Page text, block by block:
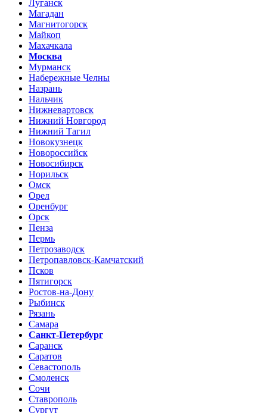
Луганск
Магадан
Магнитогорск
Майкоп
Махачкала
Москва
Мурманск
Набережные Челны
Назрань
Нальчик
Нижневартовск
Нижний Новгород
Нижний Тагил
Новокузнецк
Новороссийск
Новосибирск
Норильск
Омск
Орел
Оренбург
Орск
Пенза
Пермь
Петрозаводск
Петропавловск-Камчатский
Псков
Пятигорск
Ростов-на-Дону
Рыбинск
Рязань
Самара
Санкт-Петербург
Саранск
Саратов
Севастополь
Смоленск
Сочи
Ставрополь
Сургут